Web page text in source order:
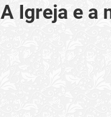
A Igreja e a